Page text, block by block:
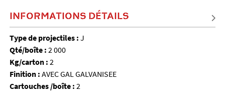
INFORMATIONS DÉTAILS
Type de projectiles : J
Qté/boîte : 2 000
Kg/carton : 2
Finition : AVEC GAL GALVANISEE
Cartouches /boîte : 2